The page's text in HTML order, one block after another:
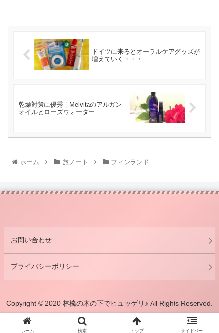
ドイツに来るとオーラルケアグッズが
増えていく・・・
乾燥対策に優秀！Melvitaのアルガン
オイルとローズウォーター
ホーム 旅ノート フィンランド
お問い合わせ
プライバシーポリシー
Copyright © 2020 林檎の木の下でヒュッゲリ♪ All Rights Reserved.
ホーム 検索 トップ サイドバー